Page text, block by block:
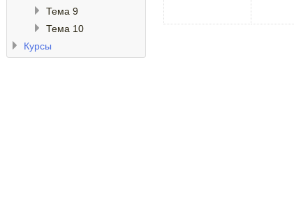
Тема 9
Тема 10
Курсы